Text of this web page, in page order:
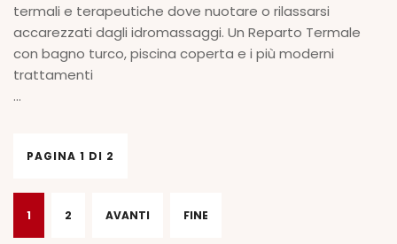
termali e terapeutiche dove nuotare o rilassarsi
accarezzati dagli idromassaggi. Un Reparto Termale
con bagno turco, piscina coperta e i più moderni
trattamenti
...
PAGINA 1 DI 2
1 2 AVANTI FINE